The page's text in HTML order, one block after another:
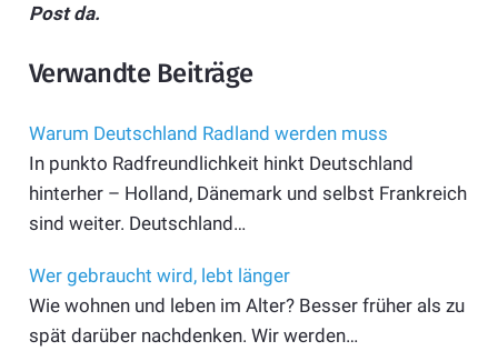
Post da.
Verwandte Beiträge
Warum Deutschland Radland werden muss
In punkto Radfreundlichkeit hinkt Deutschland
hinterher – Holland, Dänemark und selbst Frankreich
sind weiter. Deutschland…
Wer gebraucht wird, lebt länger
Wie wohnen und leben im Alter? Besser früher als zu
spät darüber nachdenken. Wir werden…